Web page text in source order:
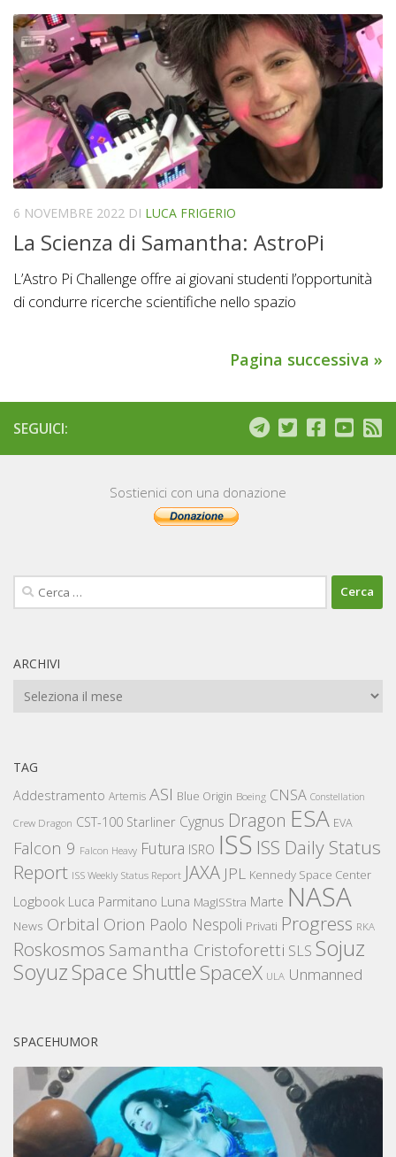
6 NOVEMBRE 2022 DI LUCA FRIGERIO
La Scienza di Samantha: AstroPi
L’Astro Pi Challenge offre ai giovani studenti l’opportunità
di condurre ricerche scientifiche nello spazio
Pagina successiva »
SEGUICI:
Sostienici con una donazione
Ricerca
per:
ARCHIVI
Archivi
TAG
Addestramento Artemis ASI Blue Origin Boeing CNSA Constellation
Crew Dragon CST-100 Starliner Cygnus Dragon ESA EVA
Falcon 9 Falcon Heavy Futura ISRO ISS ISS Daily Status
Report ISS Weekly Status Report JAXA JPL Kennedy Space Center
Logbook Luca Parmitano Luna MagISStra Marte NASA
News Orbital Orion Paolo Nespoli Privati Progress RKA
Roskosmos Samantha Cristoforetti SLS Sojuz
SoyuzSpace ShuttleSpaceX ULA Unmanned
SPACEHUMOR